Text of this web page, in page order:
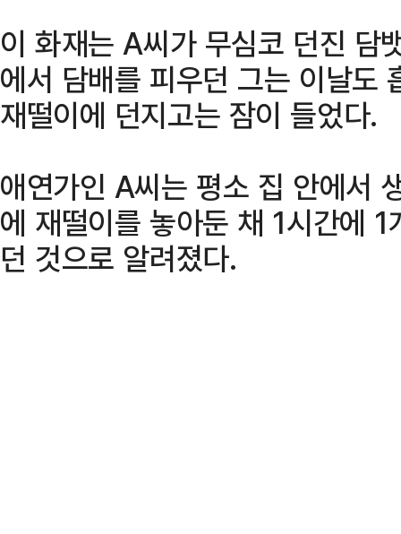
이 화재는 A씨가 무심코 던진 담
에서 담배를 피우던 그는 이날도
재떨이에 던지고는 잠이 들었다.
애연가인 A씨는 평소 집 안에서
에 재떨이를 놓아둔 채 1시간에
던 것으로 알려졌다.